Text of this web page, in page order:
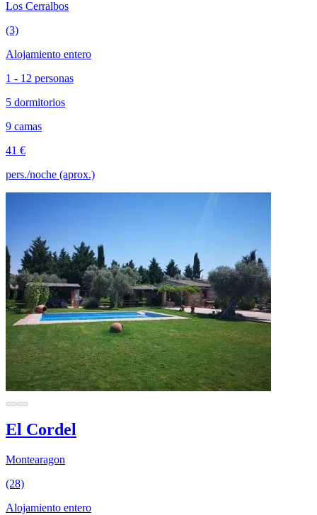
Los Cerralbos
(3)
Alojamiento entero
1 - 12 personas
5 dormitorios
9 camas
41 €
pers./noche (aprox.)
El Cordel
Montearagon
(28)
Alojamiento entero